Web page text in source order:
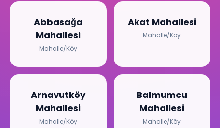
Abbasağa
Mahallesi
Mahalle/Köy
Akat Mahallesi
Mahalle/Köy
Arnavutköy
Mahallesi
Mahalle/Köy
Balmumcu
Mahallesi
Mahalle/Köy